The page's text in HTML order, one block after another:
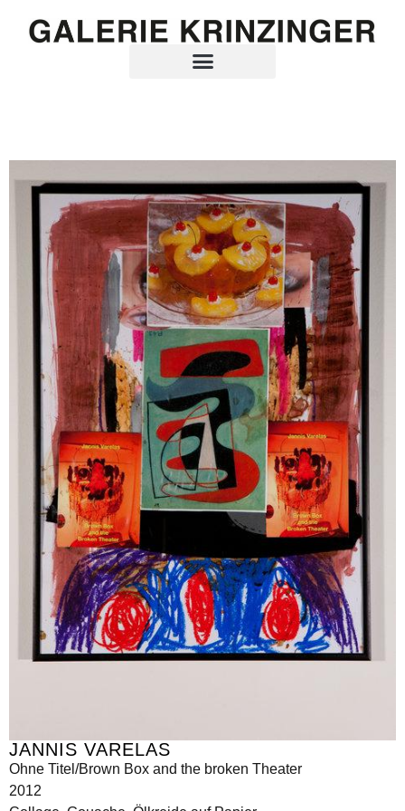
JANNIS VARELAS
Ohne Titel/Brown Box and the broken Theater
2012